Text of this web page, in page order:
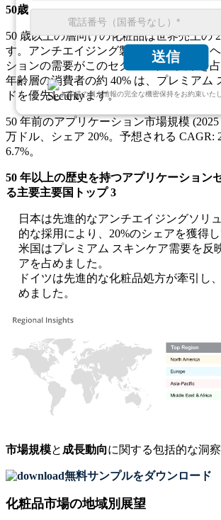
送信
お客様の個人情報の完全な機密保持をお約束いた
50歳
50 歳以上の層向けの化粧品は世界売上の
す。アンチエイジング製品、肌の保湿、
ションの需要がこのセグメントの大半を
年齢層の消費者の約 40% は、プレミアム
ドを優先しています。
50 年前のアプリケーション市場規模 (2025
万ドル、シェア 20%。予想される CAGR:
6.7%。
50 年以上の歴史を持つアプリケーション
る主要主要国トップ 3
日本は先進的なアンチエイジングソリ
的な採用により、20%のシェアを獲得し
米国はプレミアム スキンケア需要を反
アを占めました。
ドイツは先進的な化粧品処方が牽引し
めました。
市場規模と 成長動向に関する包括的な洞
無料サンプルをダウンロード
化粧品市場の地域別展望